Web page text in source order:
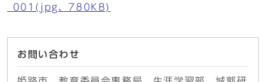
_001(jpg、780KB)
お問い合わせ